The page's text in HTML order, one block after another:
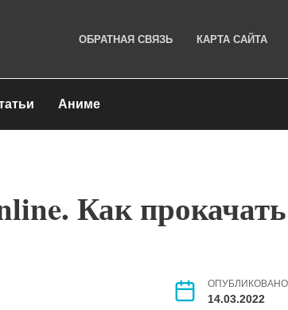
ОБРАТНАЯ СВЯЗЬ КАРТА САЙТА
Аниме
Как
ОПУБЛИКОВАНО
14.03.2022